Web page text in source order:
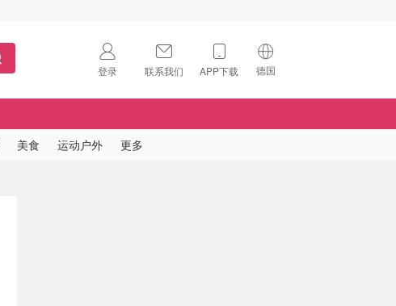
登录 联系我们 APP下载 德国
🇺🇸
美食 运动户外 更多